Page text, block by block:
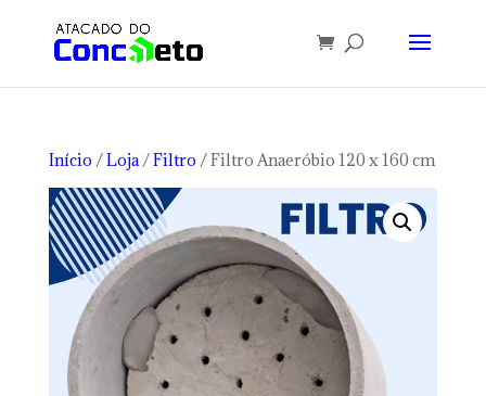
Início /Loja/Filtro / Filtro Anaeróbio 120 x 160 cm